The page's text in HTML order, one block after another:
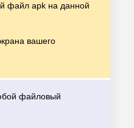
файл apk на данной
вашего
файловый